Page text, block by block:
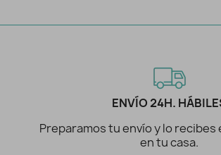
ENVÍO 24H.
Preparamos tu envío y lo recibes
en tu casa.